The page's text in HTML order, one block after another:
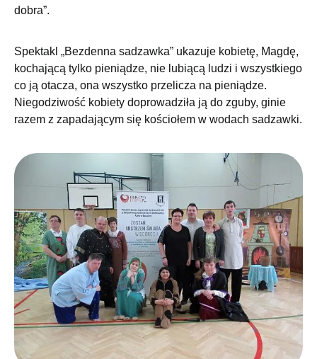
dobra”.
Spektakl „Bezdenna sadzawka” ukazuje kobietę, Magdę,
kochającą tylko pieniądze, nie lubiącą ludzi i wszystkiego
co ją otacza, ona wszystko przelicza na pieniądze.
Niegodziwość kobiety doprowadziła ją do zguby, ginie
razem z zapadającym się kościołem w wodach sadzawki.